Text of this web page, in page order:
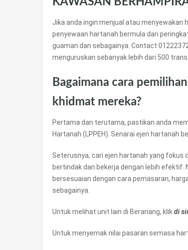
Jika anda ingin menjual atau
penyewaan hartanah bermula dari
guaman dan sebagainya. Contact
menguruskan sebanyak lebih dari 500
Bagaimana cara
khidmat mereka?
Pertama dan terutama, pastikan anda
Hartanah (LPPEH). Senarai ejen hartanah
Seterusnya, cari ejen hartanah yang fokus
bertindak dan bekerja dengan lebih
bersesuaian dengan cara pemasaran,
sebagainya.
Untuk melihat unit lain di Beranang, klikdi
Untuk menyemak nilai pasaran semasa